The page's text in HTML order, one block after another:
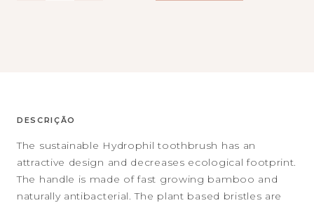
DESCRIÇÃO
The sustainable Hydrophil toothbrush has an
attractive design and decreases ecological footprint.
The handle is made of fast growing bamboo and
naturally antibacterial. The plant based bristles are